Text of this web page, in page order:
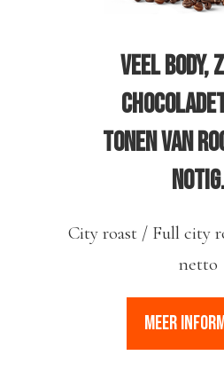
Veel body,
tonen van
City roast / Full city
netto
MEER